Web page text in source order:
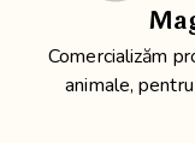
Comercializăm
animale,